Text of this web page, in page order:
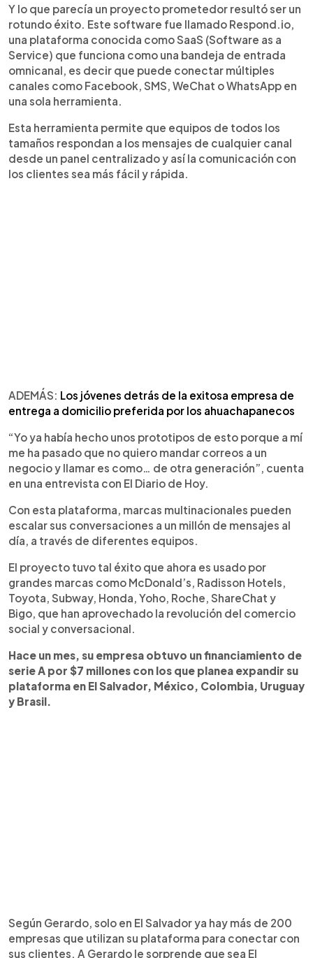
Y lo que parecía un proyecto prometedor resultó ser un
rotundo éxito. Este software fue llamado Respond.io,
una plataforma conocida como SaaS (Software as a
Service) que funciona como una bandeja de entrada
omnicanal, es decir que puede conectar múltiples
canales como Facebook, SMS, WeChat o WhatsApp en
una sola herramienta.
Esta herramienta permite que equipos de todos los
tamaños respondan a los mensajes de cualquier canal
desde un panel centralizado y así la comunicación con
los clientes sea más fácil y rápida.
ADEMÁS: Los jóvenes detrás de la exitosa empresa de
entrega a domicilio preferida por los ahuachapanecos
“Yo ya había hecho unos prototipos de esto porque a mí
me ha pasado que no quiero mandar correos a un
negocio y llamar es como… de otra generación”, cuenta
en una entrevista con El Diario de Hoy.
Con esta plataforma, marcas multinacionales pueden
escalar sus conversaciones a un millón de mensajes al
día, a través de diferentes equipos.
El proyecto tuvo tal éxito que ahora es usado por
grandes marcas como McDonald’s, Radisson Hotels,
Toyota, Subway, Honda, Yoho, Roche, ShareChat y
Bigo, que han aprovechado la revolución del comercio
social y conversacional.
Hace un mes, su empresa obtuvo un financiamiento de
serie A por $7 millones con los que planea expandir su
plataforma en El Salvador, México, Colombia, Uruguay
y Brasil.
Según Gerardo, solo en El Salvador ya hay más de 200
empresas que utilizan su plataforma para conectar con
sus clientes. A Gerardo le sorprende que sea El